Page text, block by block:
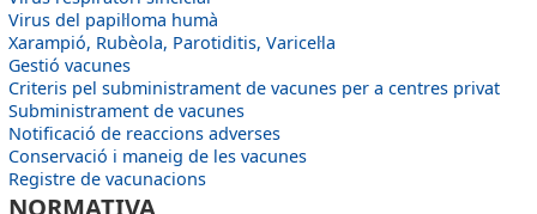
Virus del papil·loma humà
Xarampió, Rubèola, Parotiditis, Varicel·la
Gestió vacunes
Criteris pel subministrament de vacunes per a centres privat
Subministrament de vacunes
Notificació de reaccions adverses
Conservació i maneig de les vacunes
Registre de vacunacions
NORMATIVA